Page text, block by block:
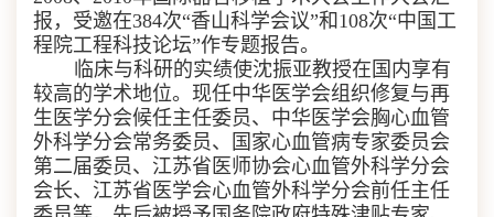
报，受邀在384次“香山科学会议”和 108次“中国工
程院工程科技论坛”作专题报告。
临床与科研的实绩使沈振亚教授在国内享有
较高的学术地位。现任中华医学会组织修复与再
生医学分会候任主任委员、中华医学会胸心血管
外科学分会常务委员、国家心血管病专家委员会
第二届委员、江苏省医师协会心血管外科学分会
会长、江苏省医学会心血管外科学分会前任主任